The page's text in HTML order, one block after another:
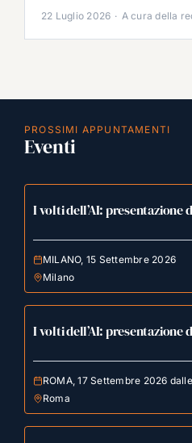
22 Luglio 2026 · A cura della
PROSSIMI APPUNTAMENTI
Eventi
I volti dell’AI: presentazione
MILANO, 15 Settembre 2026
Milano
I volti dell’AI: presentazione
ROMA, 17 Settembre 2026
Roma